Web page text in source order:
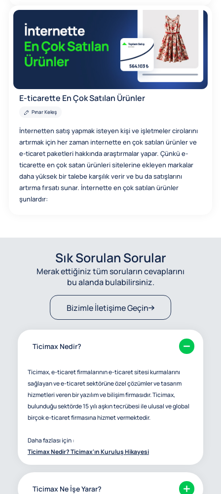
E-ticarette En Çok Satılan Ürünler
Pınar Keleş
İnternetten satış yapmak isteyen kişi ve işletmeler cirolarını
artırmak için her zaman internette en çok satılan ürünler ve
e-ticaret paketleri hakkında araştırmalar yapar. Çünkü e-
ticarette en çok satan ürünleri sitelerine ekleyen markalar
daha yüksek bir talebe karşılık verir ve bu da satışlarını
artırma fırsatı sunar. İnternette en çok satılan ürünler
şunlardır:
Sık Sorulan Sorular
Merak ettiğiniz tüm soruların cevaplarını
bu alanda bulabilirsiniz.
Bizimle İletişime Geçin
Ticimax Nedir?
Ticimax, e-ticaret firmalarının e-ticaret sitesi kurmalarını
sağlayan ve e-ticaret sektörüne özel çözümler ve tasarım
hizmetleri veren bir yazılım ve bilişim firmasıdır. Ticimax,
bulunduğu sektörde 15 yılı aşkın tecrübesi ile ulusal ve global
birçok e-ticaret firmasına hizmet vermektedir.
Daha fazlası için :
Ticimax Nedir? Ticimax'ın Kuruluş Hikayesi
Ticimax Ne İşe Yarar?